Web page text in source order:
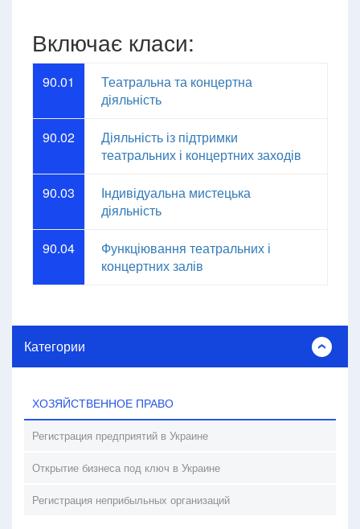
Включає класи:
90.01
Театральна та концертна
діяльність
90.02
Діяльність із підтримки
театральних і концертних заходів
90.03
Індивідуальна мистецька
діяльність
90.04
Функціювання театральних і
концертних залів
Категории
ХОЗЯЙСТВЕННОЕ ПРАВО
Регистрация предприятий в Украине
Открытие бизнеса под ключ в Украине
Регистрация неприбыльных организаций